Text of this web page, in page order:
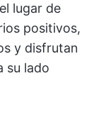
lugar de
positivos,
y disfrutan
su lado